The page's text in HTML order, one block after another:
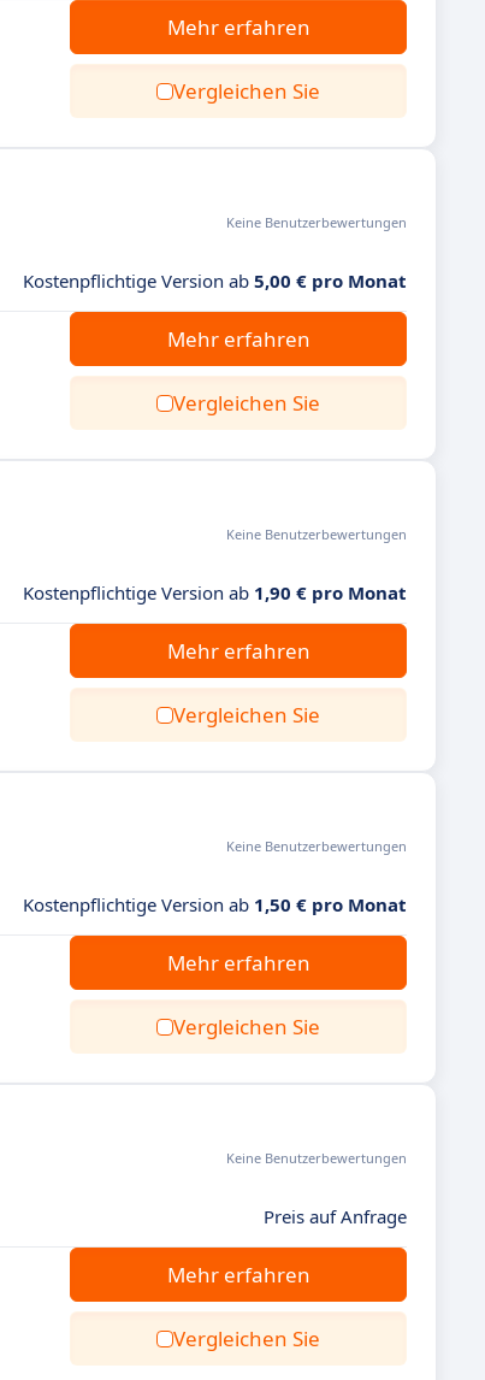
Mehr erfahren
Vergleichen Sie
Keine Benutzerbewertungen
Kostenpflichtige Version ab 5,00 € pro Monat
Mehr erfahren
Vergleichen Sie
Keine Benutzerbewertungen
Kostenpflichtige Version ab 1,90 € pro Monat
Mehr erfahren
Vergleichen Sie
Keine Benutzerbewertungen
Kostenpflichtige Version ab 1,50 € pro Monat
Mehr erfahren
Vergleichen Sie
Keine Benutzerbewertungen
Preis auf Anfrage
Mehr erfahren
Vergleichen Sie